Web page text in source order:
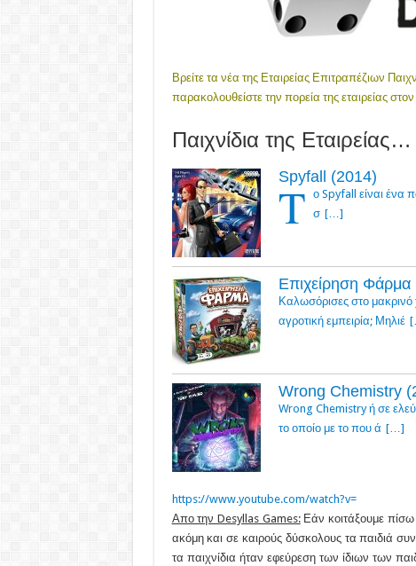
Βρείτε τα νέα της Εταιρείας Επιτραπέζιων
παρακολουθείστε την πορεία της εταιρείας
Παιχνίδια της Εταιρείας…
Spyfall (2014)
Τ ο Spyfall είναι ένα
σ […]
Επιχείρηση Φάρμα
Καλωσόρισες στο μακρινό
αγροτική εμπειρία; Μηλιέ
Wrong Chemistry
Wrong Chemistry ή σε
το οποίο με το που ά […]
https://www.youtube.com/watch?v=
Απο την Desyllas Games:Εάν κοιτάξουμε πίσω
ακόμη και σε καιρούς δύσκολους τα παιδιά
τα παιχνίδια ήταν εφεύρεση των ίδιων των